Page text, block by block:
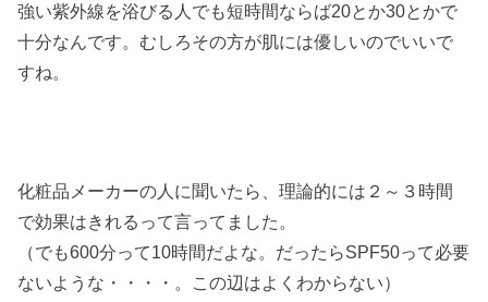
強い紫外線を浴びる人でも短時間ならば20とか30とかで
十分なんです。むしろその方が肌には優しいのでいいで
すね。
化粧品メーカーの人に聞いたら、理論的には２～３時間
で効果はきれるって言ってました。
（でも600分って10時間だよな。だったらSPF50って必要
ないような・・・・。この辺はよくわからない）